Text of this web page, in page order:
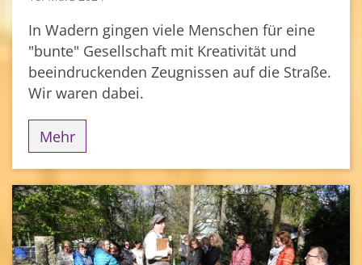
In Wadern gingen viele Menschen für eine
"bunte" Gesellschaft mit Kreativität und
beeindruckenden Zeugnissen auf die Straße.
Wir waren dabei.
Mehr